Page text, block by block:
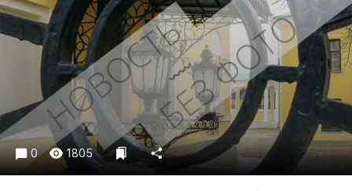
Праздники
Происшествия
Спорт
Экономика и бизнес
ПРОЕКТЫ
Блоги
Издания
0 1805